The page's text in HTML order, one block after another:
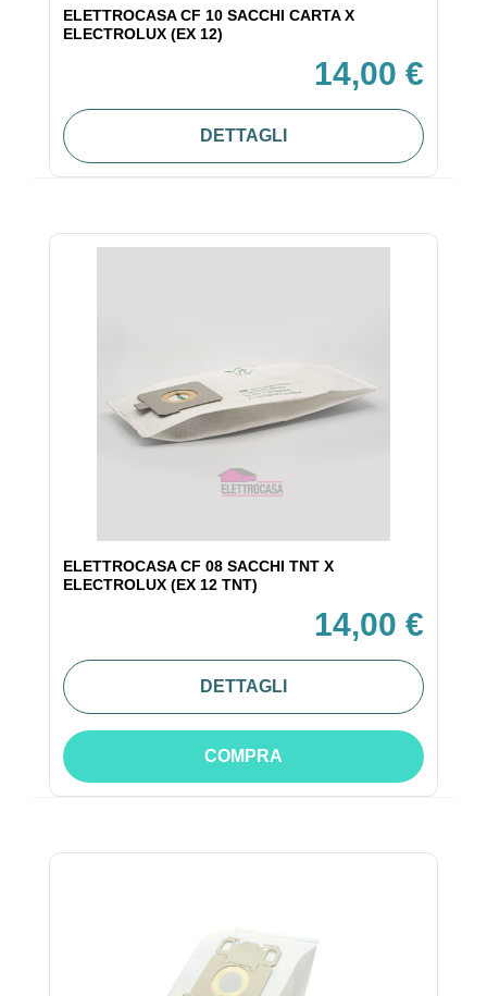
ELETTROCASA CF 10 SACCHI CARTA X
ELECTROLUX (EX 12)
14,00 €
DETTAGLI
ELETTROCASA CF 08 SACCHI TNT X
ELECTROLUX (EX 12 TNT)
14,00 €
DETTAGLI
COMPRA